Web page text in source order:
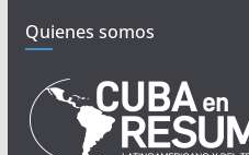
Quienes somos